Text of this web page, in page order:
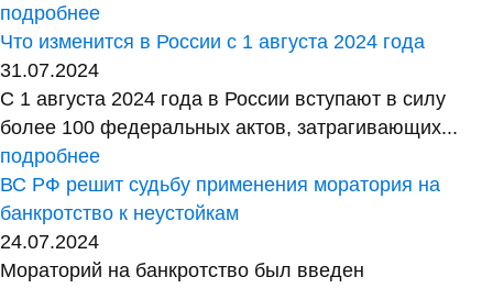
подробнее
Что изменится в России с 1 августа 2024 года
31.07.2024
С 1 августа 2024 года в России вступают в силу
более 100 федеральных актов, затрагивающих...
подробнее
ВС РФ решит судьбу применения моратория на
банкротство к неустойкам
24.07.2024
Мораторий на банкротство был введен